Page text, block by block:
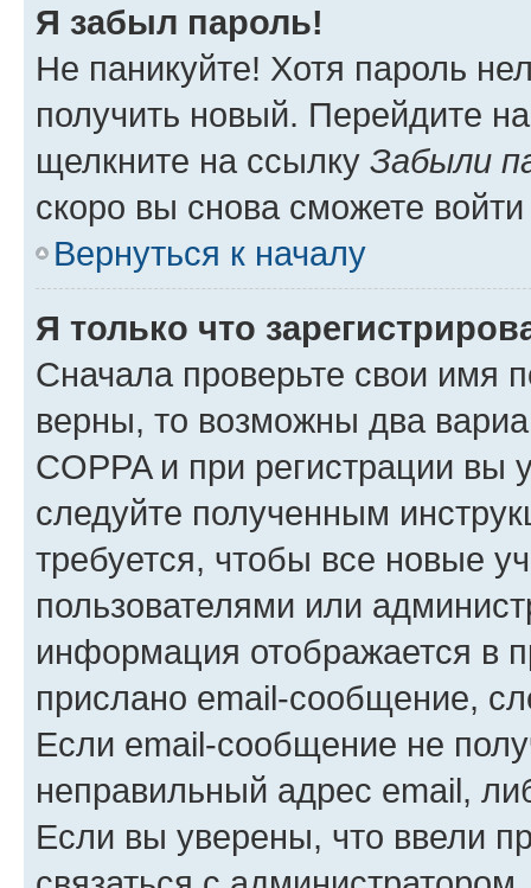
Я забыл пароль!
Не паникуйте! Хотя пароль
получить новый. Перейдите
щелкните на ссылку Забыли
скоро вы снова сможете
Вернуться к началу
Я только что
Сначала проверьте свои имя
верны, то возможны два
COPPA и при регистрации вы
следуйте полученным
требуется, чтобы все новые
пользователями или
информация отображается в
прислано email-сообщение,
Если email-сообщение не
неправильный адрес email,
Если вы уверены, что ввели